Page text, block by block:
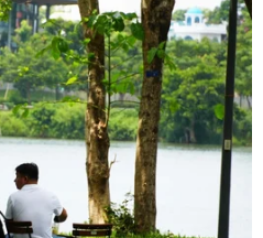
MỤC
dứt tấn
đột
Anh -